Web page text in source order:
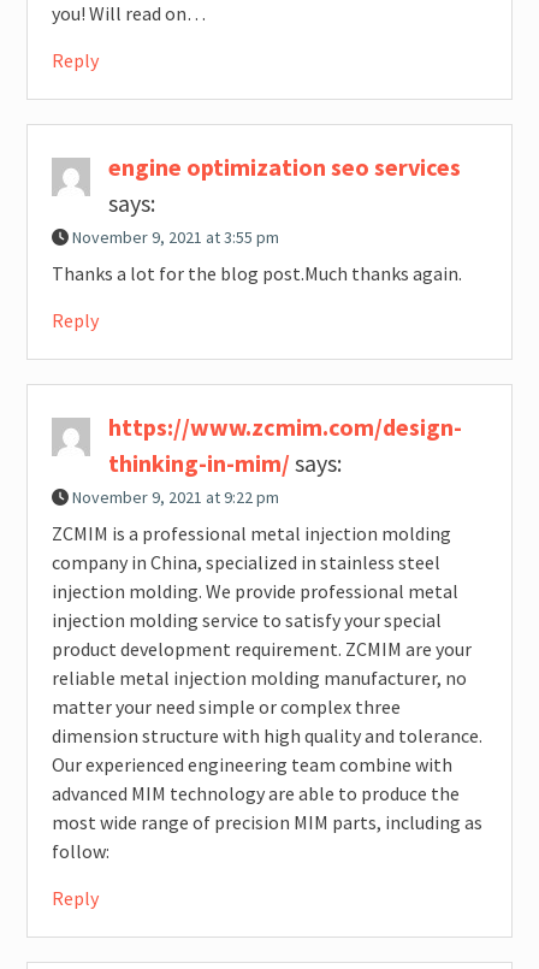
you! Will read on…
Reply
engine optimization seo services
says:
November 9, 2021 at 3:55 pm
Thanks a lot for the blog post.Much thanks again.
Reply
https://www.zcmim.com/design-
thinking-in-mim/ says:
November 9, 2021 at 9:22 pm
ZCMIM is a professional metal injection molding
company in China, specialized in stainless steel
injection molding. We provide professional metal
injection molding service to satisfy your special
product development requirement. ZCMIM are your
reliable metal injection molding manufacturer, no
matter your need simple or complex three
dimension structure with high quality and tolerance.
Our experienced engineering team combine with
advanced MIM technology are able to produce the
most wide range of precision MIM parts, including as
follow:
Reply